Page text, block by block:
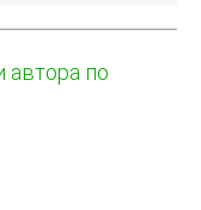
автора по